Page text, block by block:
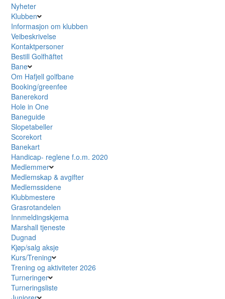
Nyheter
Klubben
Informasjon om klubben
Veibeskrivelse
Kontaktpersoner
Bestill Golfhäftet
Bane
Om Hafjell golfbane
Booking/greenfee
Banerekord
Hole in One
Baneguide
Slopetabeller
Scorekort
Banekart
Handicap- reglene f.o.m. 2020
Medlemmer
Medlemskap & avgifter
Medlemssidene
Klubbmestere
Grasrotandelen
Innmeldingskjema
Marshall tjeneste
Dugnad
Kjøp/salg aksje
Kurs/Trening
Trening og aktiviteter 2026
Turneringer
Turneringsliste